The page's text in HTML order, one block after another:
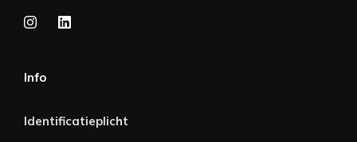
Info
Identificatieplicht